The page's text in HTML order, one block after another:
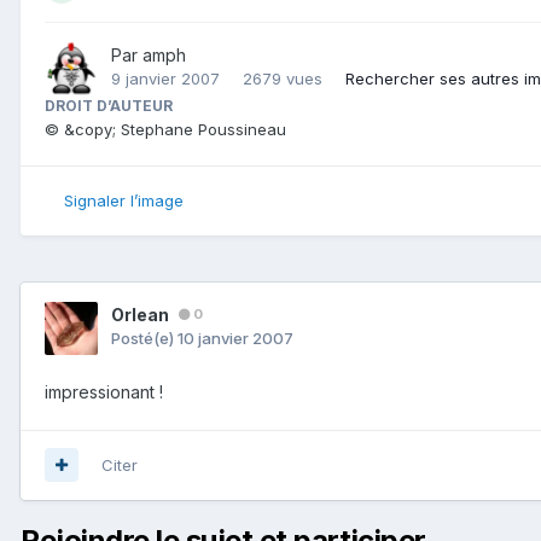
Par amph
9 janvier 2007 2679 vues Rechercher ses autres
DROIT D’AUTEUR
© &copy; Stephane Poussineau
Signaler l’image
Orlean 0
Posté(e) 10 janvier 2007
impressionant !
Citer